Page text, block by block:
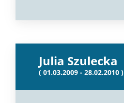
Julia Szulecka
( 01.03.2009 - 28.02.2010 )